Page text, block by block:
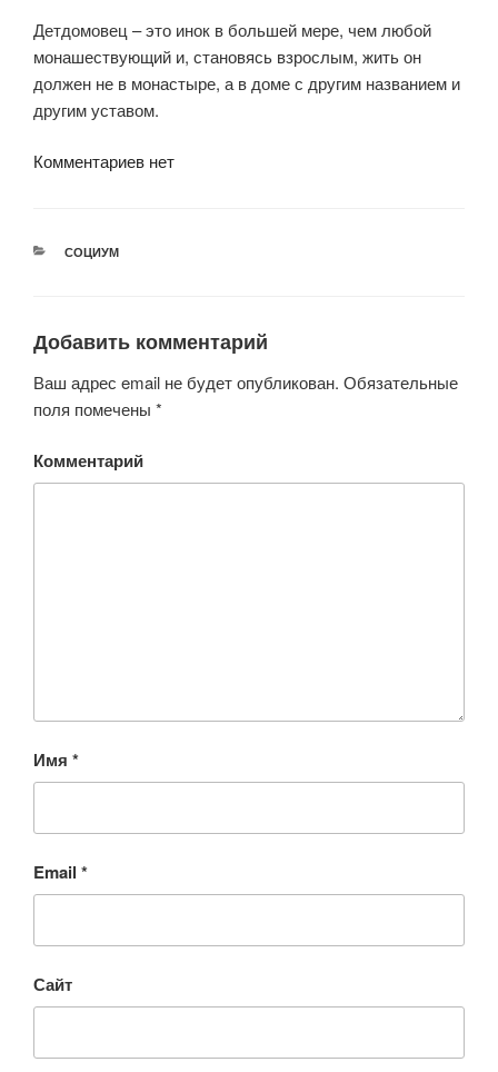
Детдомовец – это инок в большей мере, чем любой
монашествующий и, становясь взрослым, жить он
должен не в монастыре, а в доме с другим названием и
другим уставом.
Комментариев нет
РУБРИКИ
СОЦИУМ
Добавить комментарий
Ваш адрес email не будет опубликован. Обязательные
поля помечены *
Комментарий
Имя *
Email *
Сайт